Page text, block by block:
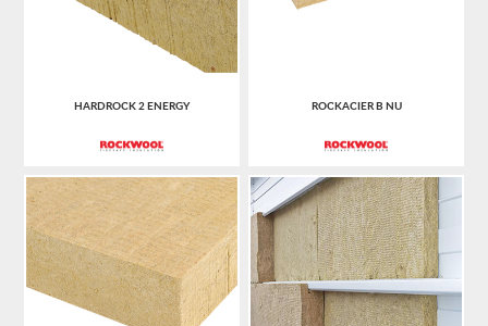
HARDROCK 2 ENERGY ROCKACIER B NU